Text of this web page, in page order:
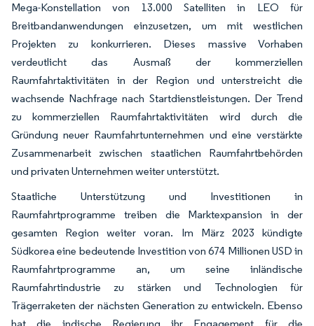
Mega-Konstellation von 13.000 Satelliten in LEO für
Breitbandanwendungen einzusetzen, um mit westlichen
Projekten zu konkurrieren. Dieses massive Vorhaben
verdeutlicht das Ausmaß der kommerziellen
Raumfahrtaktivitäten in der Region und unterstreicht die
wachsende Nachfrage nach Startdienstleistungen. Der Trend
zu kommerziellen Raumfahrtaktivitäten wird durch die
Gründung neuer Raumfahrtunternehmen und eine verstärkte
Zusammenarbeit zwischen staatlichen Raumfahrtbehörden
und privaten Unternehmen weiter unterstützt.
Staatliche Unterstützung und Investitionen in
Raumfahrtprogramme treiben die Marktexpansion in der
gesamten Region weiter voran. Im März 2023 kündigte
Südkorea eine bedeutende Investition von 674 Millionen USD in
Raumfahrtprogramme an, um seine inländische
Raumfahrtindustrie zu stärken und Technologien für
Trägerraketen der nächsten Generation zu entwickeln. Ebenso